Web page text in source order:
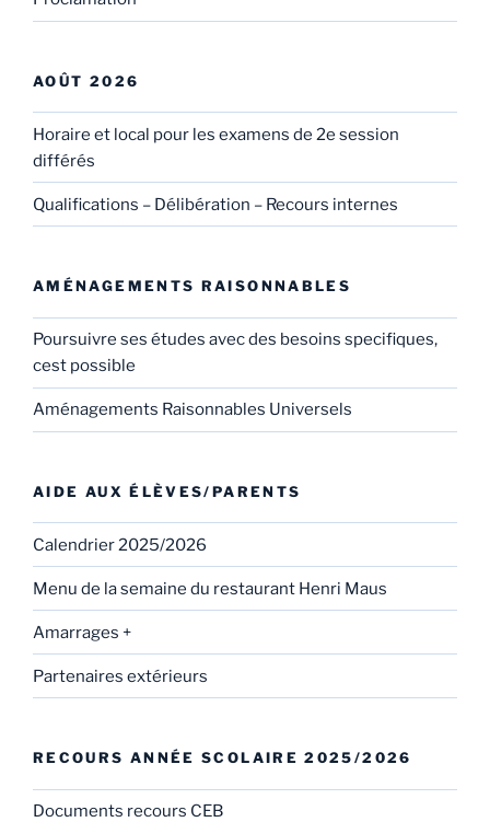
AOÛT 2026
Horaire et local pour les examens de 2e session
différés
Qualifications – Délibération – Recours internes
AMÉNAGEMENTS RAISONNABLES
Poursuivre ses études avec des besoins specifiques,
cest possible
Aménagements Raisonnables Universels
AIDE AUX ÉLÈVES/PARENTS
Calendrier 2025/2026
Menu de la semaine du restaurant Henri Maus
Amarrages +
Partenaires extérieurs
RECOURS ANNÉE SCOLAIRE 2025/2026
Documents recours CEB